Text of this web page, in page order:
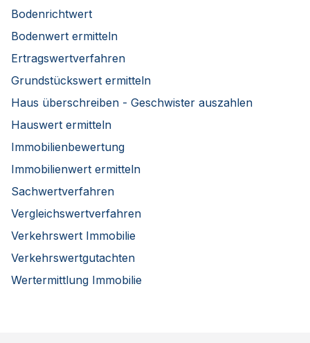
Bodenrichtwert
Bodenwert ermitteln
Ertragswertverfahren
Grundstückswert ermitteln
Haus überschreiben - Geschwister auszahlen
Hauswert ermitteln
Immobilienbewertung
Immobilienwert ermitteln
Sachwertverfahren
Vergleichswertverfahren
Verkehrswert Immobilie
Verkehrswertgutachten
Wertermittlung Immobilie